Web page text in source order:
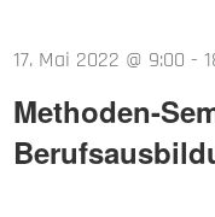
Methoden-
17. Mai 2022 @ 9:00 -